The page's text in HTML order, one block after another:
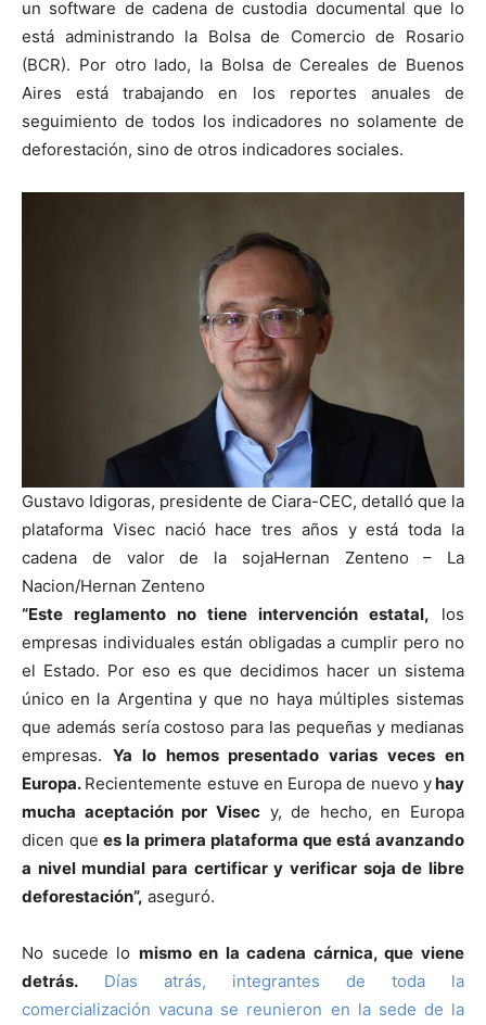
un software de cadena de custodia documental que lo
está administrando la Bolsa de Comercio de Rosario
(BCR). Por otro lado, la Bolsa de Cereales de Buenos
Aires está trabajando en los reportes anuales de
seguimiento de todos los indicadores no solamente de
deforestación, sino de otros indicadores sociales.
Gustavo Idigoras, presidente de Ciara-CEC, detalló que la
plataforma Visec nació hace tres años y está toda la
cadena de valor de la sojaHernan Zenteno – La
Nacion/Hernan Zenteno
“Este reglamento no tiene intervención estatal, los
empresas individuales están obligadas a cumplir pero no
el Estado. Por eso es que decidimos hacer un sistema
único en la Argentina y que no haya múltiples sistemas
que además sería costoso para las pequeñas y medianas
empresas. Ya lo hemos presentado varias veces en
Europa. Recientemente estuve en Europa de nuevo yhay
mucha aceptación por Visecy, de hecho, en Europa
dicen que es la primera plataforma que está avanzando
a nivel mundial para certificar y verificar soja de libre
deforestación”, aseguró.
No sucede lo mismo en la cadena cárnica, que viene
detrás.
Días atrás, integrantes de toda la
comercialización vacuna se reunieron en la sede de la